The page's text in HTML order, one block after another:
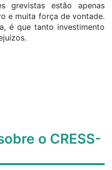
grevistas estão apenas
e muita força de vontade.
é que tanto investimento
o CRESS-